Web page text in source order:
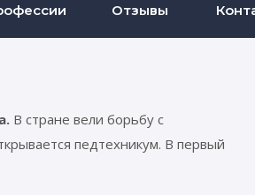
Отзывы
В стране вели борьбу с
педтехникум. В первый